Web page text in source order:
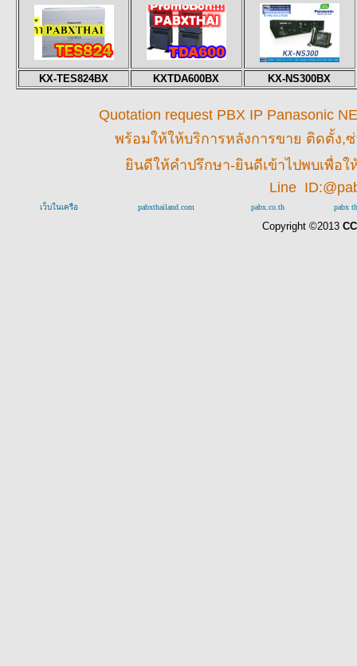
KX-TES824BX KXTDA600BX KX-NS300BX
Quotation request PBX IP Panasonic
พร้อมให้ให้บริการหลังการขาย ติดตั้ง
ยินดีให้คำปรึกษา-ยินดีเข้าไปพบเพื่อใ
Line
เว็บในเครือ pabxthailand.com pabx.co.th pabx
Copyright ©2013